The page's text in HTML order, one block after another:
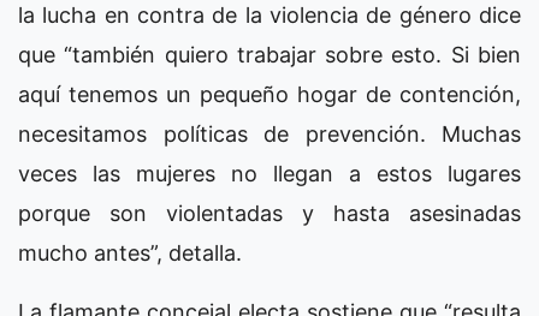
la lucha en contra de la violencia de género dice
que “también quiero trabajar sobre esto. Si bien
aquí tenemos un pequeño hogar de contención,
necesitamos políticas de prevención. Muchas
veces las mujeres no llegan a estos lugares
porque son violentadas y hasta asesinadas
mucho antes”, detalla.